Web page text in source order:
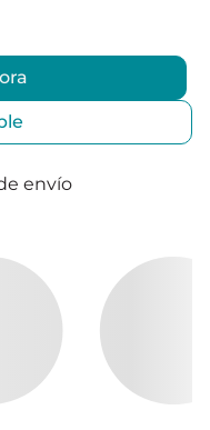
envío